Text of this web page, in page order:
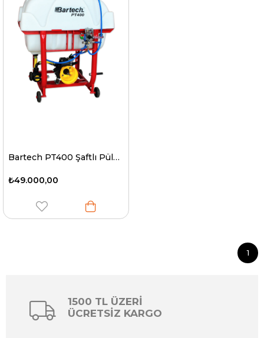
Bartech PT400 Şaftlı Pülverizatör 400 Litre
₺49.000,00
1
1500 TL ÜZERİ
ÜCRETSİZ KARGO